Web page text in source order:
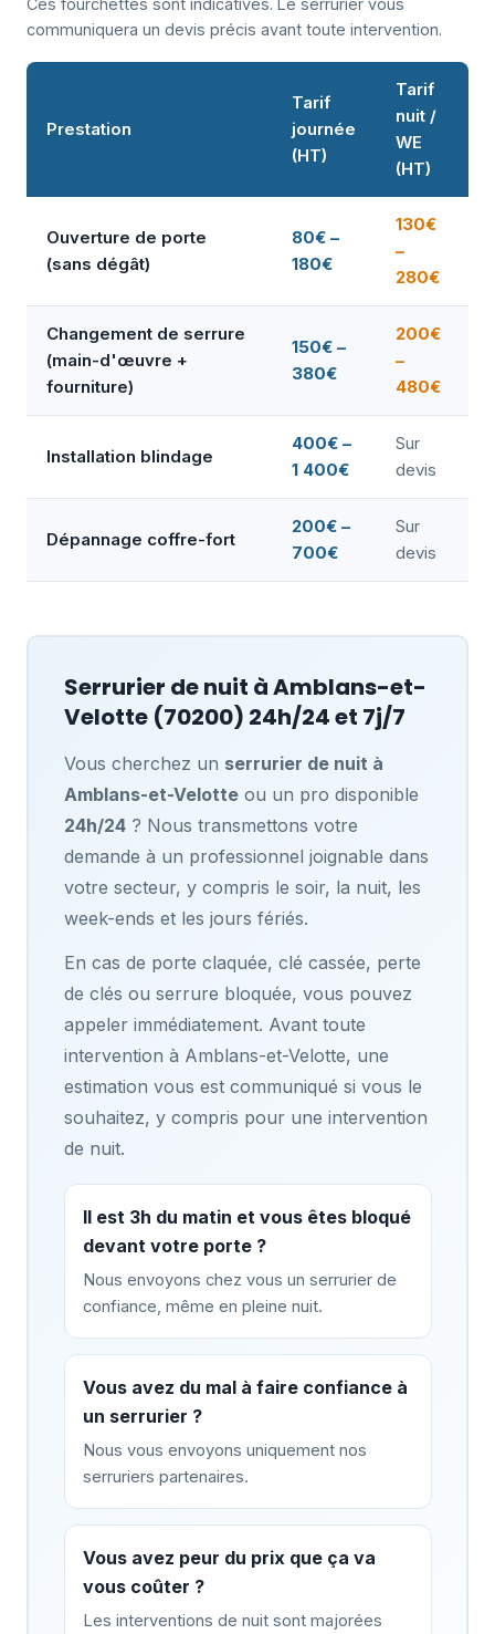
Ces fourchettes sont indicatives. Le serrurier vous
communiquera un devis précis avant toute intervention.
Prestation
Tarif
journée
(HT)
Tarif
nuit /
WE
(HT)
Ouverture de porte
(sans dégât)
80€ –
180€
130€
–
280€
Changement de serrure
(main-d'œuvre +
fourniture)
150€ –
380€
200€
–
480€
Installation blindage
400€ –
1 400€
Sur
devis
Dépannage coffre-fort
200€ –
700€
Sur
devis
Serrurier de nuit àAmblans-et-
Velotte(70200) 24h/24 et 7j/7
Vous cherchez un serrurier de nuit à
Amblans-et-Velotteou un pro disponible
24h/24? Nous transmettons votre
demande à un professionnel joignable dans
votre secteur, y compris le soir, la nuit, les
week-ends et les jours fériés.
En cas de porte claquée, clé cassée, perte
de clés ou serrure bloquée, vous pouvez
appeler immédiatement. Avant toute
intervention à Amblans-et-Velotte, une
estimation vous est communiqué si vous le
souhaitez, y compris pour une intervention
de nuit.
Il est 3h du matin et vous êtes bloqué
devant votre porte ?
Nous envoyons chez vous un serrurier de
confiance, même en pleine nuit.
Vous avez du mal à faire confiance à
un serrurier ?
Nous vous envoyons uniquement nos
serruriers partenaires.
Vous avez peur du prix que ça va
vous coûter ?
Les interventions de nuit sont majorées